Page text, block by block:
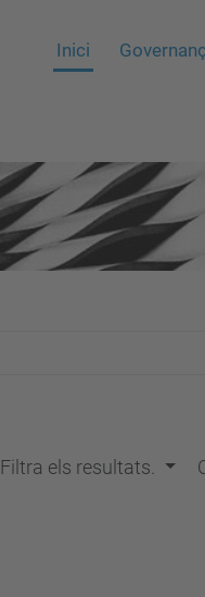
Inici
Filtra els resultats.